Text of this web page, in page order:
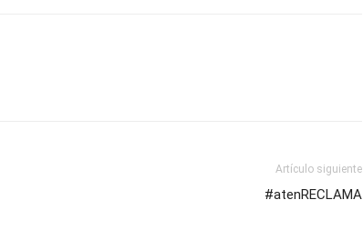
Artículo siguiente
#atenRECLAMA